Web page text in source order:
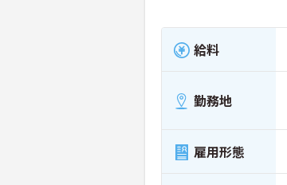
給料
勤務地
雇用形態